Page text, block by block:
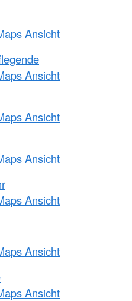
Ansicht
Ansicht
Ansicht
Ansicht
Ansicht
Ansicht
Ansicht